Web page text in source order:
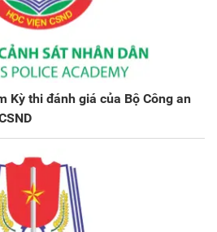
Kỳ thi đánh giá của Bộ Công an